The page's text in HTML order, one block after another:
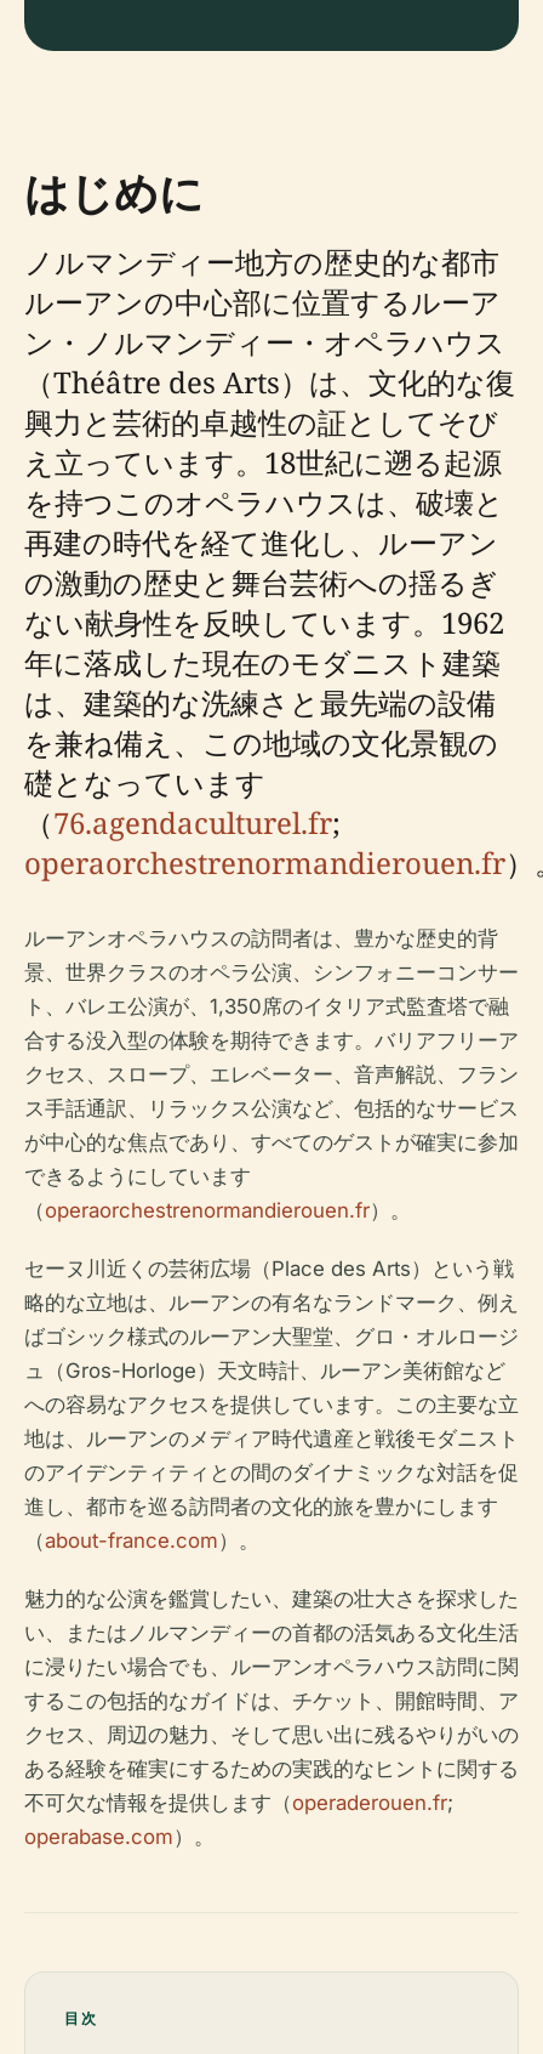
はじめに
ノルマンディー地方の歴史的な都市
ルーアンの中心部に位置するルーア
ン・ノルマンディー・オペラハウス
（Théâtre des Arts）は、文化的な復
興力と芸術的卓越性の証としてそび
え立っています。18世紀に遡る起源
を持つこのオペラハウスは、破壊と
再建の時代を経て進化し、ルーアン
の激動の歴史と舞台芸術への揺るぎ
ない献身性を反映しています。1962
年に落成した現在のモダニスト建築
は、建築的な洗練さと最先端の設備
を兼ね備え、この地域の文化景観の
礎となっています
（76.agendaculturel.fr;
operaorchestrenormandierouen.fr
ルーアンオペラハウスの訪問者は、豊かな歴史的背
景、世界クラスのオペラ公演、シンフォニーコンサー
ト、バレエ公演が、1,350席のイタリア式監査塔で融
合する没入型の体験を期待できます。バリアフリーア
クセス、スロープ、エレベーター、音声解説、フラン
ス手話通訳、リラックス公演など、包括的なサービス
が中心的な焦点であり、すべてのゲストが確実に参加
できるようにしています
（operaorchestrenormandierouen.fr）。
セーヌ川近くの芸術広場（Place des Arts）という戦
略的な立地は、ルーアンの有名なランドマーク、例え
ばゴシック様式のルーアン大聖堂、グロ・オルロージ
ュ（Gros-Horloge）天文時計、ルーアン美術館など
への容易なアクセスを提供しています。この主要な立
地は、ルーアンのメディア時代遺産と戦後モダニスト
のアイデンティティとの間のダイナミックな対話を促
進し、都市を巡る訪問者の文化的旅を豊かにします
（about-france.com）。
魅力的な公演を鑑賞したい、建築の壮大さを探求した
い、またはノルマンディーの首都の活気ある文化生活
に浸りたい場合でも、ルーアンオペラハウス訪問に関
するこの包括的なガイドは、チケット、開館時間、ア
クセス、周辺の魅力、そして思い出に残るやりがいの
ある経験を確実にするための実践的なヒントに関する
不可欠な情報を提供します（operaderouen.fr;
operabase.com）。
目次